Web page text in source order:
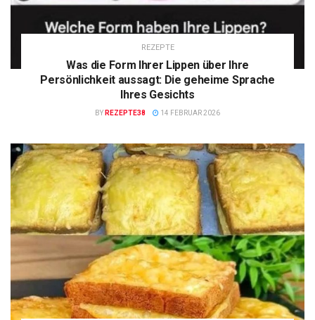
REZEPTE
Was die Form Ihrer Lippen über Ihre
Persönlichkeit aussagt: Die geheime Sprache
Ihres Gesichts
BY REZEPTE38 14 FEBRUAR 2026